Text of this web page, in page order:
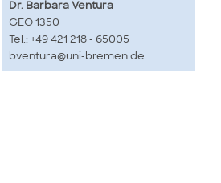
Dr. Barbara Ventura
GEO 1350
Tel.: +49 421 218 - 65005
bventura@uni-bremen.de